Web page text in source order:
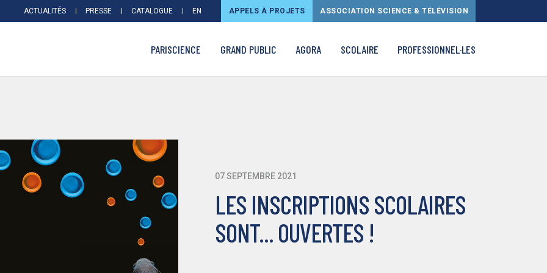
ACTUALITÉS PRESSE CATALOGUE EN APPELS À PROJETS ASSOCIATION SCIENCE & TÉLÉVISION
PARISCIENCE GRAND PUBLIC AGORA SCOLAIRE PROFESSIONNEL·LES
07 SEPTEMBRE 2021
LES INSCRIPTIONS SCOLAIRES
SONT... OUVERTES !